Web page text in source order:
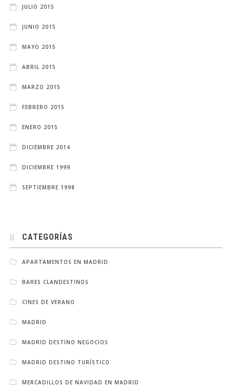
JULIO 2015
JUNIO 2015
MAYO 2015
ABRIL 2015
MARZO 2015
FEBRERO 2015
ENERO 2015
DICIEMBRE 2014
DICIEMBRE 1999
SEPTIEMBRE 1998
CATEGORÍAS
APARTAMENTOS EN MADRID
BARES CLANDESTINOS
CINES DE VERANO
MADRID
MADRID DESTINO NEGOCIOS
MADRID DESTINO TURÍSTICO
MERCADILLOS DE NAVIDAD EN MADRID